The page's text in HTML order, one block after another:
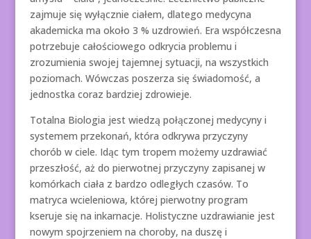
zajmuje się wyłącznie ciałem, dlatego medycyna
akademicka ma około 3 % uzdrowień. Era współczesna
potrzebuje całościowego odkrycia problemu i
zrozumienia swojej tajemnej sytuacji, na wszystkich
poziomach. Wówczas poszerza się świadomość, a
jednostka coraz bardziej zdrowieje.
Totalna Biologia jest wiedzą połączonej medycyny i
systemem przekonań, która odkrywa przyczyny
chorób w ciele. Idąc tym tropem możemy uzdrawiać
przeszłość, aż do pierwotnej przyczyny zapisanej w
komórkach ciała z bardzo odległych czasów. To
matryca wcieleniowa, której pierwotny program
kseruje się na inkarnacje. Holistyczne uzdrawianie jest
nowym spojrzeniem na choroby, na duszę i